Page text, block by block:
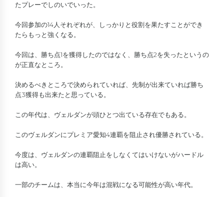
たプレーでしのいでいった。
今回参加の14人それぞれが、しっかりと役割を果たすことができ
たらもっと強くなる。
今回は、勝ち点1を獲得したのではなく、勝ち点2を失ったというの
が正直なところ。
決めるべきところで決められていれば、先制が出来ていれば勝ち
点3獲得も出来たと思っている。
この年代は、ヴェルダンが頭ひとつ出ている存在でもある。
このヴェルダンにプレミア愛知4連覇を阻止され優勝されている。
今度は、ヴェルダンの連覇阻止をしなくてはいけないがハードル
は高い。
一部のチームは、本当に今年は混戦になる可能性が高い年代。